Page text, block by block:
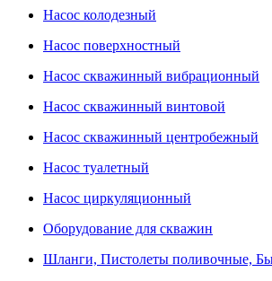
Насос колодезный
Насос поверхностный
Насос скважинный вибрационный
Насос скважинный винтовой
Насос скважинный центробежный
Насос туалетный
Насос циркуляционный
Оборудование для скважин
Шланги, Пистолеты поливочные,